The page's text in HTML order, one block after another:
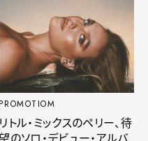
PROMOTIOM
リトル・ミックスのペリー、待